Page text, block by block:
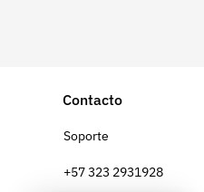
Contacto
Soporte
+57 323 2931928